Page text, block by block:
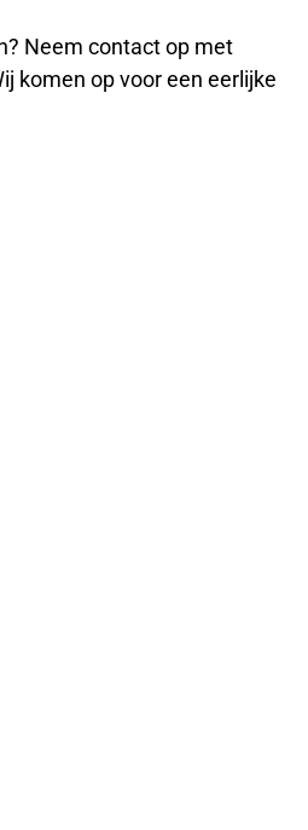
Neem contact op met
komen op voor een eerlijke